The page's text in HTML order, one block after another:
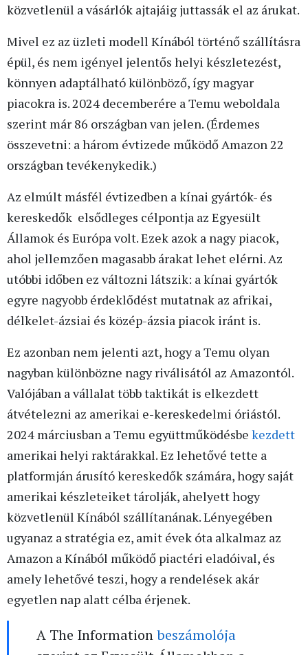
közvetlenül a vásárlók ajtajáig juttassák el az árukat.
Mivel ez az üzleti modell Kínából történő szállításra
épül, és nem igényel jelentős helyi készletezést,
könnyen adaptálható különböző, így magyar
piacokra is. 2024 decemberére a Temu weboldala
szerint már 86 országban van jelen. (Érdemes
összevetni: a három évtizede működő Amazon 22
országban tevékenykedik.)
Az elmúlt másfél évtizedben a kínai gyártók- és
kereskedők elsődleges célpontja az Egyesült
Államok és Európa volt. Ezek azok a nagy piacok,
ahol jellemzően magasabb árakat lehet elérni. Az
utóbbi időben ez változni látszik: a kínai gyártók
egyre nagyobb érdeklődést mutatnak az afrikai,
délkelet-ázsiai és közép-ázsia piacok iránt is.
Ez azonban nem jelenti azt, hogy a Temu olyan
nagyban különbözne nagy riválisától az Amazontól.
Valójában a vállalat több taktikát is elkezdett
átvételezni az amerikai e-kereskedelmi óriástól.
2024 márciusban a Temu együttműködésbe kezdett
amerikai helyi raktárakkal. Ez lehetővé tette a
platformján árusító kereskedők számára, hogy saját
amerikai készleteiket tárolják, ahelyett hogy
közvetlenül Kínából szállítanának. Lényegében
ugyanaz a stratégia ez, amit évek óta alkalmaz az
Amazon a Kínából működő piactéri eladóival, és
amely lehetővé teszi, hogy a rendelések akár
egyetlen nap alatt célba érjenek.
A The Informationbeszámolója